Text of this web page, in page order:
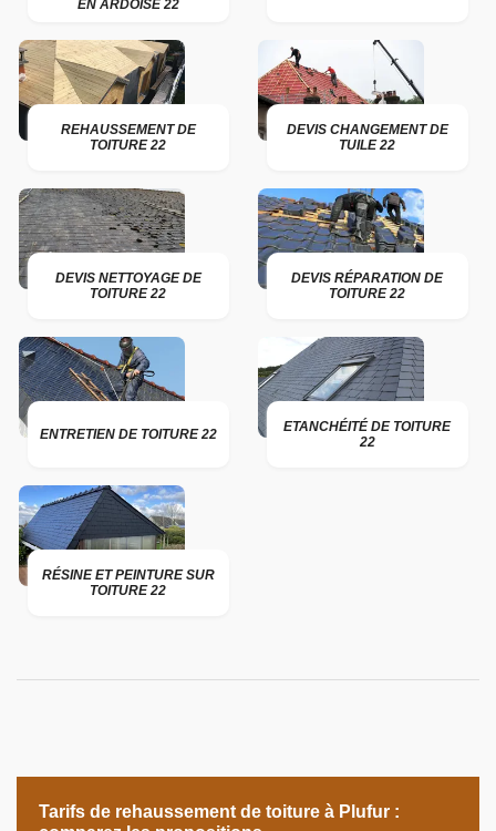
EN ARDOISE 22
REHAUSSEMENT DE
TOITURE 22
DEVIS CHANGEMENT DE
TUILE 22
DEVIS NETTOYAGE DE
TOITURE 22
DEVIS RÉPARATION DE
TOITURE 22
ENTRETIEN DE TOITURE 22
ETANCHÉITÉ DE TOITURE
22
RÉSINE ET PEINTURE SUR
TOITURE 22
Tarifs de rehaussement de toiture à Plufur :